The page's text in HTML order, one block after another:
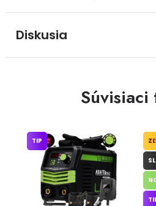
Diskusia
Súvisiaci
TIP